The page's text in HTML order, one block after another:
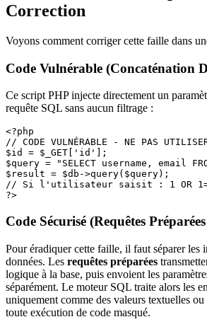
Correction
Voyons comment corriger cette faille dans
Code Vulnérable (Concaténation
Ce script PHP injecte directement un
requête SQL sans aucun filtrage :
<?php
// CODE VULNÉRABLE - NE PAS UTILISER
$id = $_GET['id'];
$query = "SELECT username, email
$result = $db->query($query);
// Si l'utilisateur saisit : 1 OR
Code Sécurisé (Requêtes
Pour éradiquer cette faille, il faut séparer les
données. Les requêtes préparées
logique à la base, puis envoient les
séparément. Le moteur SQL traite alors les
uniquement comme des valeurs textuelles
toute exécution de code masqué.